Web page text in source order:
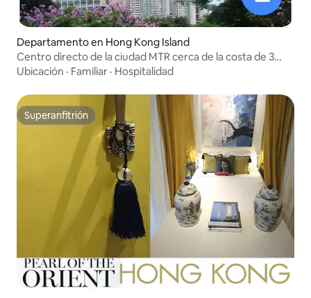
Departamento en Hong Kong Island
Centro directo de la ciudad MTR cerca de la costa de 3
dormitorios en alquiler.
Ubicación · Familiar · Hospitalidad
Superanfitrión
Superanfitrión